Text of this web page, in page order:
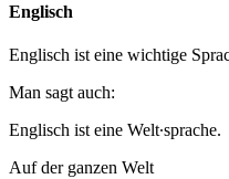
Englisch
Englisch ist eine wichtige
Man sagt auch:
Englisch ist eine Welt∙sprache.
Auf der ganzen Welt